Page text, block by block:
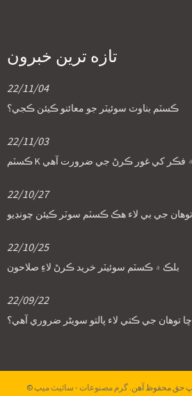
تازه ترين خبرون
22/11/04
ڪسٽم بناوٽ سوئيٽر جو معائنو ڪيئن ڪجي؟
22/11/03
22/10/27
22/10/25
بلڪ ۾ ڪسٽم سوئيٽر خريد ڪرڻ لاءِ صلاحون
22/09/22
ڇا توهان جي ڪتي لاء پالتو سویٹر ضروري آهي؟
گرم مصنوعات- سائيٽ ميپ